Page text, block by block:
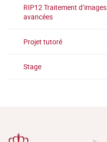
RIP12 Traitement d’images
avancées
Projet tutoré
Stage